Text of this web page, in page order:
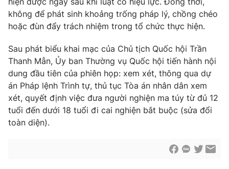
không để phát sinh khoảng trống pháp lý, chồng chéo
hoặc đùn đẩy trách nhiệm trong tổ chức thực hiện.
Sau phát biểu khai mạc của Chủ tịch Quốc hội Trần
Thanh Mẫn, Ủy ban Thường vụ Quốc hội tiến hành nội
dung đầu tiên của phiên họp: xem xét, thông qua dự
án Pháp lệnh Trình tự, thủ tục Tòa án nhân dân xem
xét, quyết định việc đưa người nghiện ma túy từ đủ 12
tuổi đến dưới 18 tuổi đi cai nghiện bắt buộc (sửa đổi
toàn diện).